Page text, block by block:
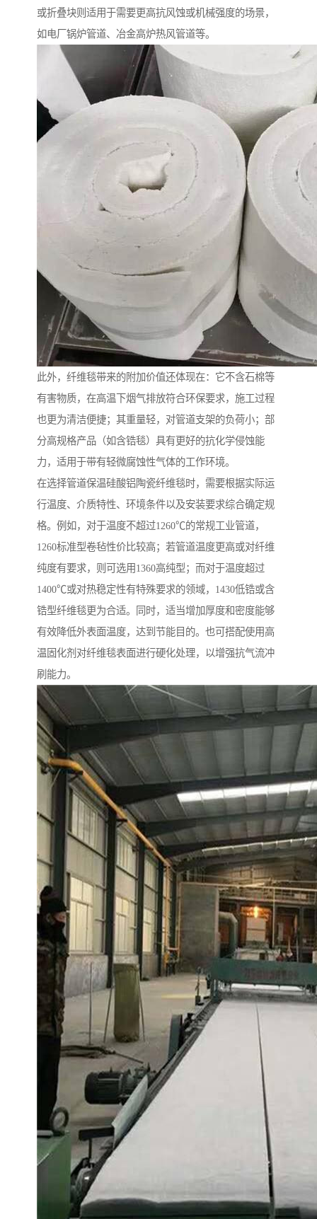
或折叠块则适用于需要更高抗风蚀或机械强度的场景，
如电厂锅炉管道、冶金高炉热风管道等。
此外，纤维毯带来的附加价值还体现在：它不含石棉等
有害物质，在高温下烟气排放符合环保要求，施工过程
也更为清洁便捷；其重量轻，对管道支架的负荷小；部
分高规格产品（如含锆毯）具有更好的抗化学侵蚀能
力，适用于带有轻微腐蚀性气体的工作环境。
在选择管道保温硅酸铝陶瓷纤维毯时，需要根据实际运
行温度、介质特性、环境条件以及安装要求综合确定规
格。例如，对于温度不超过1260℃的常规工业管道，
1260标准型卷毡性价比较高；若管道温度更高或对纤维
纯度有要求，则可选用1360高纯型；而对于温度超过
1400℃或对热稳定性有特殊要求的领域，1430低锆或含
锆型纤维毯更为合适。同时，适当增加厚度和密度能够
有效降低外表面温度，达到节能目的。也可搭配使用高
温固化剂对纤维毯表面进行硬化处理，以增强抗气流冲
刷能力。